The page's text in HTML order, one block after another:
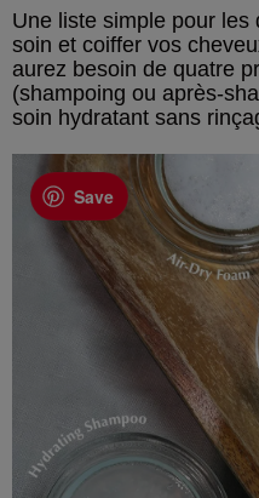
Une liste simple pour
soin et coiffer vos
aurez besoin de quatre
(shampoing ou après-
soin hydratant sans
Save